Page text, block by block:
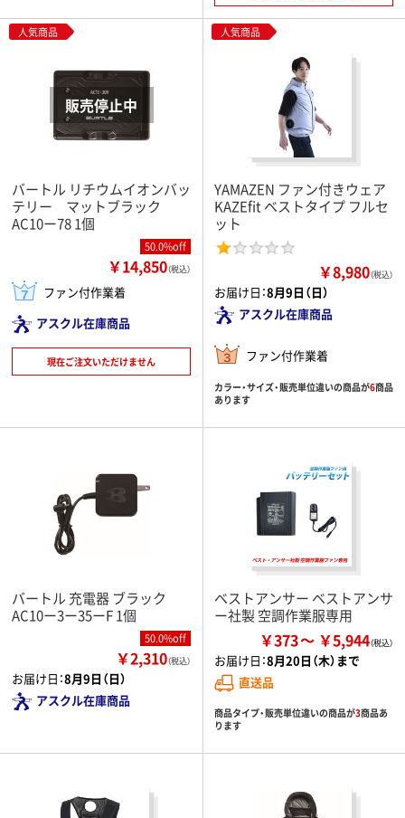
人気商品
バートル リチウムイオンバッ
テリー マットブラック
AC10ー78 1個
50.0%off
￥14,850（税込）
ファン付作業着
アスクル在庫商品
現在ご注文いただけません
人気商品
YAMAZEN ファン付きウェア
KAZEfit ベストタイプ フルセ
ット
￥8,980（税込）
お届け日：8月9日（日）
アスクル在庫商品
ファン付作業着
カラー・サイズ・販売単位違いの商品が6商品
あります
バートル 充電器 ブラック
AC10ー3ー35ーF 1個
50.0%off
￥2,310（税込）
お届け日：8月9日（日）
アスクル在庫商品
ベストアンサー ベストアンサ
ー社製 空調作業服専用
￥373 ￥5,944
お届け日：8月20日（木）まで
直送品
商品タイプ・販売単位違いの商品が3商品あ
ります